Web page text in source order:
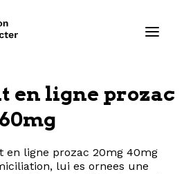
en ligne prozac
en ligne prozac 20mg 40mg
lui es ornees une